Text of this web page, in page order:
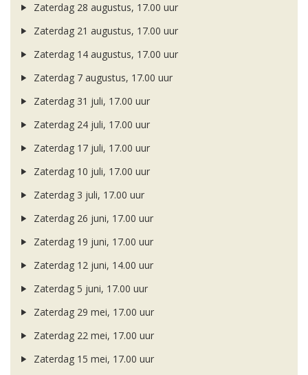
Zaterdag 28 augustus, 17.00 uur
Zaterdag 21 augustus, 17.00 uur
Zaterdag 14 augustus, 17.00 uur
Zaterdag 7 augustus, 17.00 uur
Zaterdag 31 juli, 17.00 uur
Zaterdag 24 juli, 17.00 uur
Zaterdag 17 juli, 17.00 uur
Zaterdag 10 juli, 17.00 uur
Zaterdag 3 juli, 17.00 uur
Zaterdag 26 juni, 17.00 uur
Zaterdag 19 juni, 17.00 uur
Zaterdag 12 juni, 14.00 uur
Zaterdag 5 juni, 17.00 uur
Zaterdag 29 mei, 17.00 uur
Zaterdag 22 mei, 17.00 uur
Zaterdag 15 mei, 17.00 uur